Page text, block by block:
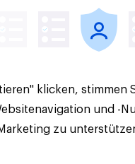
klicken, stimmen
und -
zu